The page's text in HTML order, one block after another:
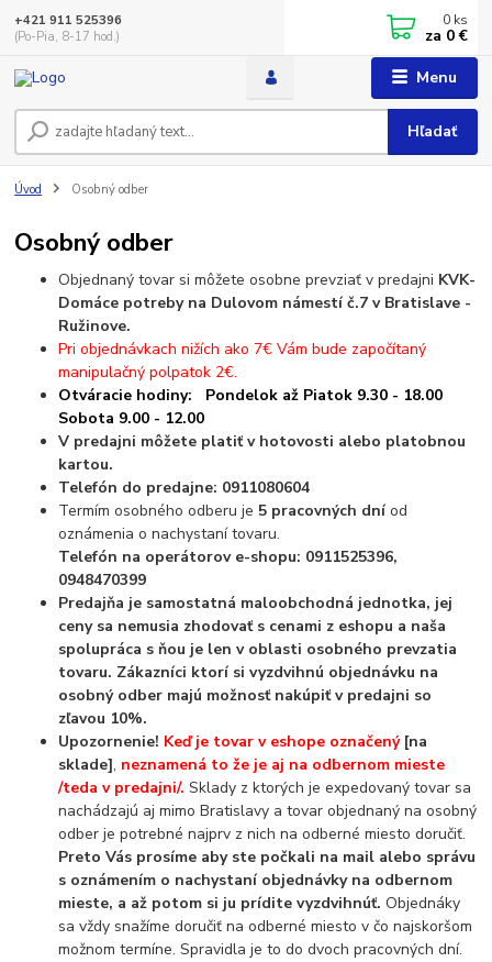
Menu
Hľadať
+421 911 525396
(Po-Pia, 8-17 hod.)
0 ks
za 0 €
Úvod Osobný odber
Osobný odber
Objednaný tovar si môžete osobne prevziať v predajni KVK-
Domáce potreby na Dulovom námestí č.7 v Bratislave -
Ružinove.
Pri objednávkach nižích ako 7€ Vám bude započítaný
manipulačný polpatok 2€.
Otváracie hodiny: Pondelok až Piatok 9.30 - 18.00
Sobota 9.00 - 12.00
V predajni môžete platiť v hotovosti alebo platobnou
kartou.
Telefón do predajne: 0911080604
Termím osobného odberu je 5 pracovných dníod
oznámenia o nachystaní tovaru.
Telefón na operátorov e-shopu: 0911525396,
0948470399
Predajňa je samostatná maloobchodná jednotka, jej
ceny sa nemusia zhodovať s cenami z eshopu a naša
spolupráca s ňou je len v oblasti osobného prevzatia
tovaru. Zákazníci ktorí si vyzdvihnú objednávku na
osobný odber majú možnosť nakúpiť v predajni so
zľavou 10%.
Upozornenie! Keď je tovar v eshope označený[na
sklade], neznamená to že je aj na odbernom mieste
/teda v predajni/. Sklady z ktorých je expedovaný tovar sa
nachádzajú aj mimo Bratislavy a tovar objednaný na osobný
odber je potrebné najprv z nich na odberné miesto doručiť.
Preto Vás prosíme aby ste počkali na mail alebo správu
s oznámením o nachystaní objednávky na odbernom
mieste, a až potom si ju prídite vyzdvihnúť. Objednáky
sa vždy snažíme doručiť na odberné miesto v čo najskoršom
možnom termíne. Spravidla je to do dvoch pracovných dní.